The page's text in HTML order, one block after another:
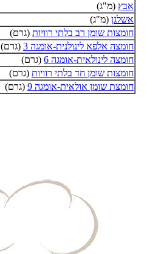
אבץ (מ"ג)
אשלגן (מ"ג)
חומצות שומן רב בלתי רוויות (גרם)
חומצה אלפא לינולנית-אומגה 3
(גרם)
חומצה לינולאית-אומגה 6
(גרם)
חומצות שומן חד בלתי רוויות (גרם)
חומצת שומן אולאית-אומגה 9
(גרם)